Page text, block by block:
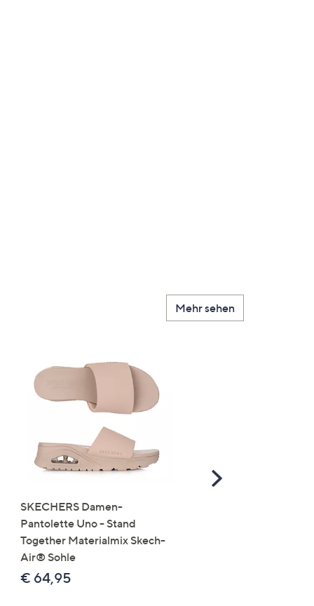
Mehr sehen
SKECHERS Damen-
Pantolette Uno - Stand
Together Materialmix Skech-
Air® Sohle
€ 64,95
Scroll